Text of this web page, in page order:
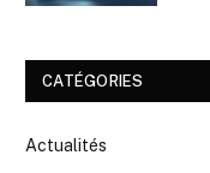
CATÉGORIES
Actualités